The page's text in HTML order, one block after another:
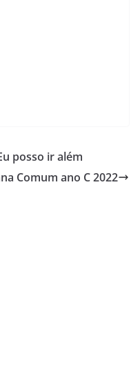
posso ir além
Comum ano C 2022